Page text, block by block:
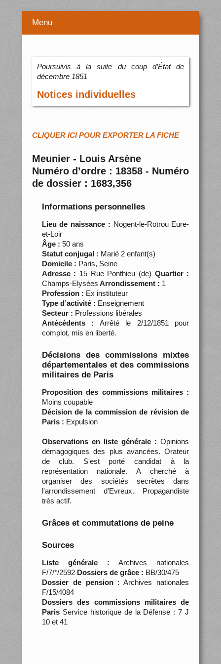
Menu
Poursuivis à la suite du coup d’État de
décembre 1851
Notices individuelles
CLIQUER ICI POUR EXPORTER LA FICHE
Meunier - Louis Arsène
Numéro d’ordre : 18358 - Numéro
de dossier : 1683,356
Informations personnelles
Lieu de naissance : Nogent-le-Rotrou Eure-
et-Loir
Âge : 50 ans
Statut conjugal : Marié 2 enfant(s)
Domicile : Paris, Seine
Adresse : 15 Rue Ponthieu (de) Quartier :
Champs-Elysées Arrondissement : 1
Profession : Ex instituteur
Type d’activité : Enseignement
Secteur : Professions libérales
Antécédents : Arrêté le 2/12/1851 pour
complot, mis en liberté.
Décisions des commissions mixtes
départementales et des commissions
militaires de Paris
Proposition des commissions militaires :
Moins coupable
Décision de la commission de révision de
Paris : Expulsion
Observations en liste générale : Opinions
démagogiques des plus avancées. Orateur
de club. S'est porté candidat à la
représentation nationale. A cherché à
organiser des sociétés secrètes dans
l'arrondissement d'Evreux. Propagandiste
très actif.
Grâces et commutations de peine
Sources
Liste générale : Archives nationales
F/7/*/2592 Dossiers de grâce : BB/30/475
Dossier de pension: Archives nationales
F/15/4084
Dossiers des commissions militaires de
ParisService historique de la Défense : 7 J
10 et 41